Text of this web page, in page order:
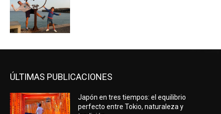
ÚLTIMAS PUBLICACIONES
Japón en tres tiempos: el equilibrio
perfecto entre Tokio, naturaleza y